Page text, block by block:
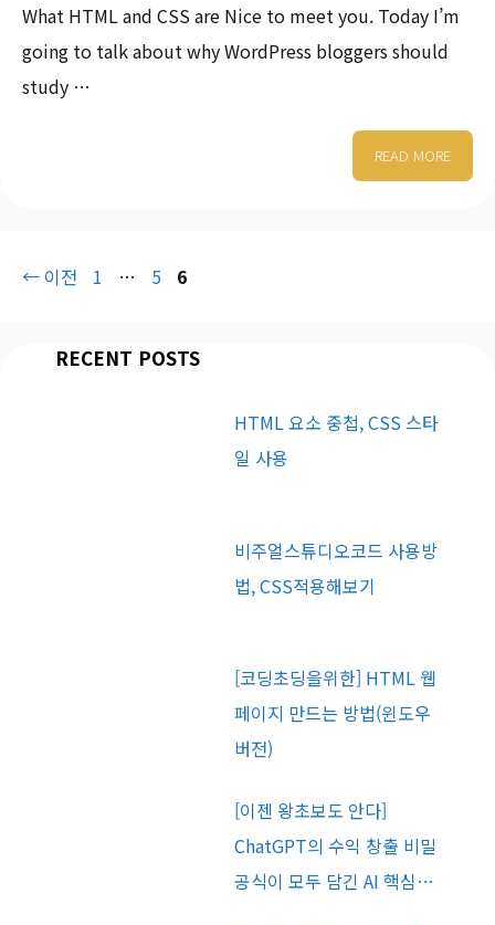
What HTML and CSS are Nice to meet you. Today I’m
going to talk about why WordPress bloggers should
study …
READ MORE
← 이전 1 … 5 6
RECENT POSTS
HTML 요소 중첩, CSS 스타
일 사용
비주얼스튜디오코드 사용방
법, CSS적용해보기
[코딩초딩을위한] HTML 웹
페이지 만드는 방법(윈도우
버전)
[이젠 왕초보도 안다]
ChatGPT의 수익 창출 비밀
공식이 모두 담긴 AI 핵심…